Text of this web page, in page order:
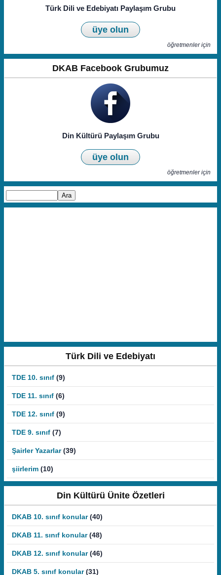
Türk Dili ve Edebiyatı Paylaşım Grubu
üye olun
öğretmenler için
DKAB Facebook Grubumuz
Din Kültürü Paylaşım Grubu
üye olun
öğretmenler için
Türk Dili ve Edebiyatı
TDE 10. sınıf (9)
TDE 11. sınıf (6)
TDE 12. sınıf (9)
TDE 9. sınıf (7)
Şairler Yazarlar (39)
şiirlerim (10)
Din Kültürü Ünite Özetleri
DKAB 10. sınıf konular (40)
DKAB 11. sınıf konular (48)
DKAB 12. sınıf konular (46)
DKAB 5. sınıf konular (31)